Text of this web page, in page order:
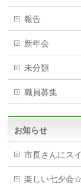
報告
新年会
未分類
職員募集
お知らせ
市長さんにス
楽しい七夕会☆